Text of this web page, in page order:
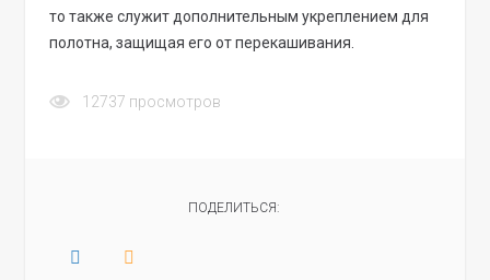
то также служит дополнительным укреплением для
полотна, защищая его от перекашивания.
12737 просмотров
ПОДЕЛИТЬСЯ: